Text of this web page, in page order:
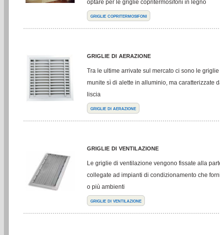
optare per le griglie copritermosifoni in legno
griglie copritermosifoni
griglie di aerazione
Tra le ultime arrivate sul mercato ci sono le
munite sì di alette in alluminio, ma caratterizzate
liscia
griglie di aerazione
griglie di ventilazione
Le griglie di ventilazione vengono fissate alla
collegate ad impianti di condizionamento che
o più ambienti
griglie di ventilazione